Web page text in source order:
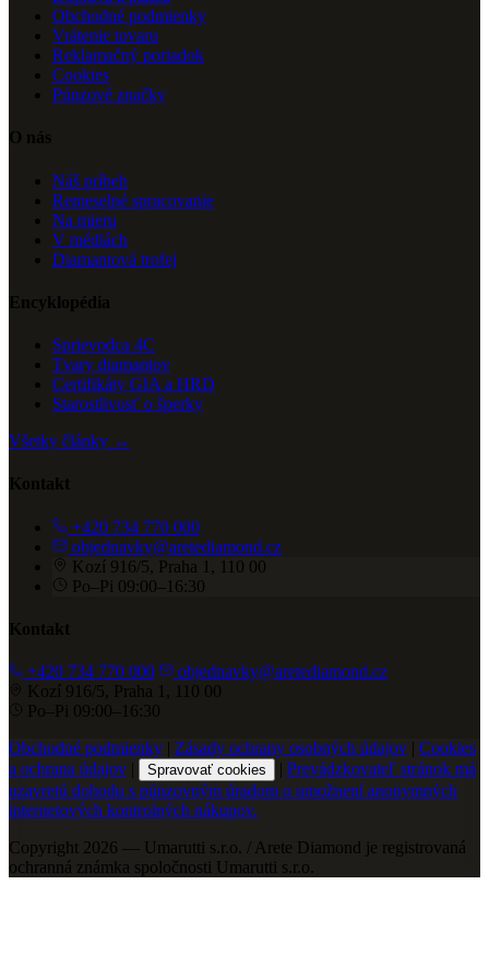
Obchodné podmienky
Vrátenie tovaru
Reklamačný poriadok
Cookies
Púnzové značky
O nás
Náš príbeh
Remeselné spracovanie
Na mieru
V médiách
Diamantová trofej
Encyklopédia
Sprievodca 4C
Tvary diamantov
Certifikáty GIA a HRD
Starostlivosť o šperky
Všetky články →
Kontakt
+420 734 770 000
objednavky@aretediamond.cz
Kozí 916/5, Praha 1, 110 00
Po–Pi 09:00–16:30
Kontakt
+420 734 770 000
objednavky@aretediamond.cz
Kozí 916/5, Praha 1, 110 00
Po–Pi 09:00–16:30
Obchodné podmienky | Zásady ochrany osobných údajov | Cookies
a ochrana údajov | Spravovať cookies | Prevádzkovateľ stránok má
uzavretú dohodu s púnzovným úradom o umožnení anonymných
internetových kontrolných nákupov.
Copyright 2026 — Umarutti s.r.o. / Arete Diamond je registrovaná
ochranná známka spoločnosti Umarutti s.r.o.